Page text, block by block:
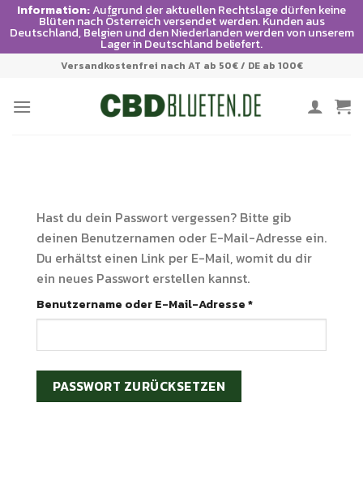
Information:Aufgrund der aktuellen Rechtslage dürfen keine
Blüten nach Österreich versendet werden. Kunden aus
Deutschland, Belgien und den Niederlanden werden von unserem
Lager in Deutschland beliefert.
springen
Versandkostenfrei nach AT ab 50€ / DE ab 100€
Hast du dein Passwort vergessen? Bitte gib
deinen Benutzernamen oder E-Mail-Adresse ein.
Du erhältst einen Link per E-Mail, womit du dir
ein neues Passwort erstellen kannst.
Benutzername oder E-Mail-Adresse*Erforderlich
PASSWORT ZURÜCKSETZEN